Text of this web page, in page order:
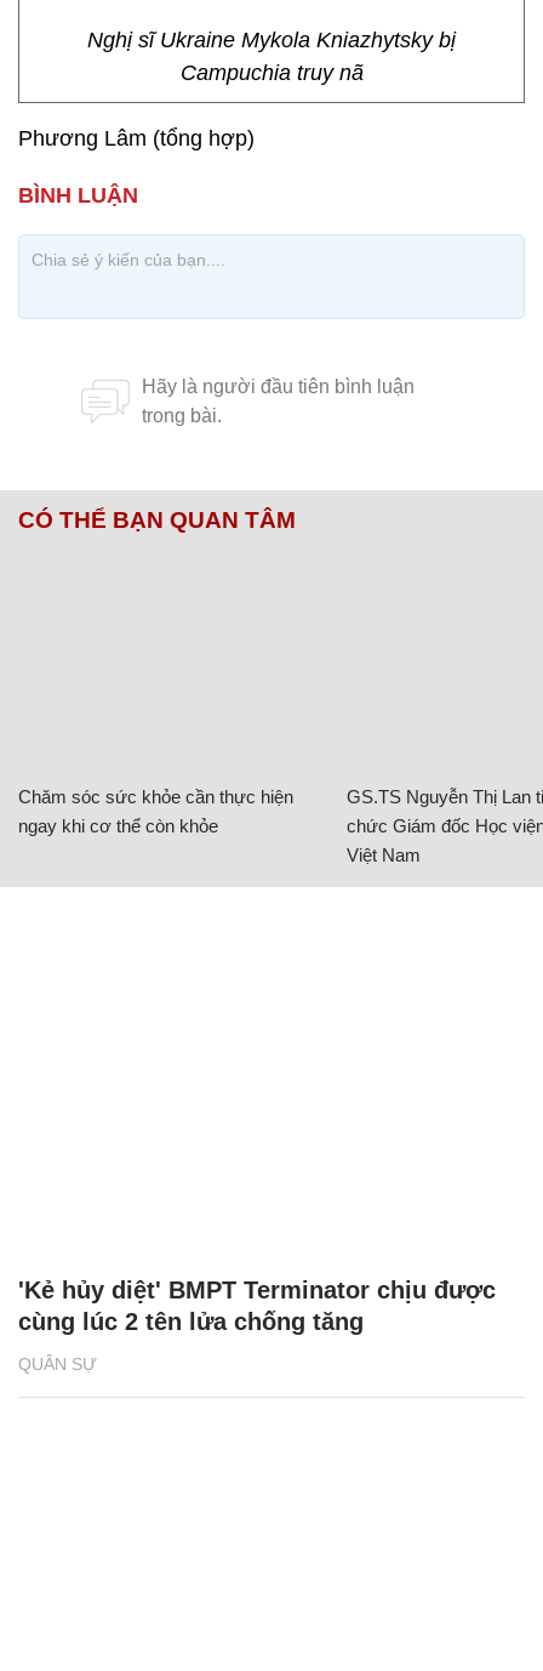
Nghị sĩ Ukraine Mykola Kniazhytsky bị
Campuchia truy nã
Phương Lâm (tổng hợp)
CÓ THỂ BẠN QUAN TÂM
Chăm sóc sức khỏe cần thực hiện
ngay khi cơ thể còn khỏe
GS.TS Nguyễn Thị Lan
chức Giám đốc Học
Việt Nam
QUÂN SỰ
'Kẻ hủy diệt' BMPT Terminator chịu được
cùng lúc 2 tên lửa chống tăng